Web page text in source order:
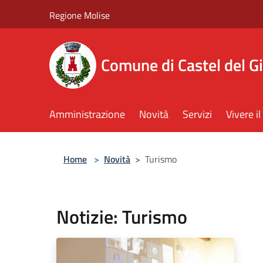
Regione Molise
Comune di Castel del
Amministrazione Novità Servizi Vivere
Home > Novità > Turismo
Notizie: Turismo